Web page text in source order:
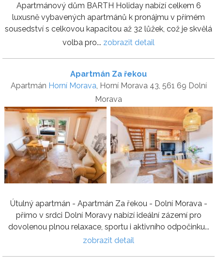
Apartmánový dům BARTH Holiday nabízí celkem 6
luxusně vybavených apartmánů k pronájmu v přímém
sousedství s celkovou kapacitou až 32 lůžek, což je skvělá
volba pro... zobrazit detail
Apartmán Za řekou
Apartmán Horní Morava , Horní Morava 43, 561 69 Dolní
Morava
Útulný apartmán - Apartmán Za řekou - Dolní Morava -
přímo v srdci Dolní Moravy nabízí ideální zázemí pro
dovolenou plnou relaxace, sportu i aktivního odpočinku...
zobrazit detail